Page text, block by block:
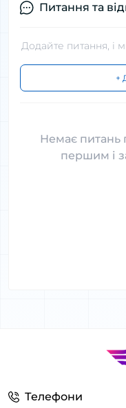
Питання та
Додайте питання, і
+
Немає питань
першим і
Телефони